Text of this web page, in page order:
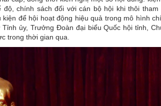
chính sách đối với cán bộ hội khi thôi tham
để hội hoạt động hiệu quả trong mô hình
ủy, Trưởng Đoàn đại biểu Quốc hội tỉnh,
trong thời gian qua.